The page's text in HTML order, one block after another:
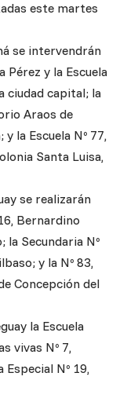
este martes
se intervendrán
Pérez y la Escuela
ciudad capital; la
Araos de
la Escuela Nº 77,
Santa Luisa,
se realizarán
Bernardino
la Secundaria Nº
y la Nº 83,
Concepción del
la Escuela
vivas Nº 7,
Especial Nº 19,